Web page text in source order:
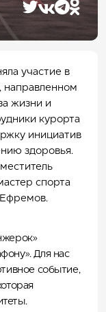
курорта
участие в
направленном
жизни и
курорта
инициатив
здоровья.
спорта
Для нас
событие,